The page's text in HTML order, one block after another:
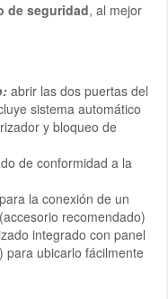
de seguridad, al mejor
abrir las dos puertas del
sistema automático
y bloqueo de
de conformidad a la
la conexión de un
recomendado)
integrado con panel
para ubicarlo fácilmente